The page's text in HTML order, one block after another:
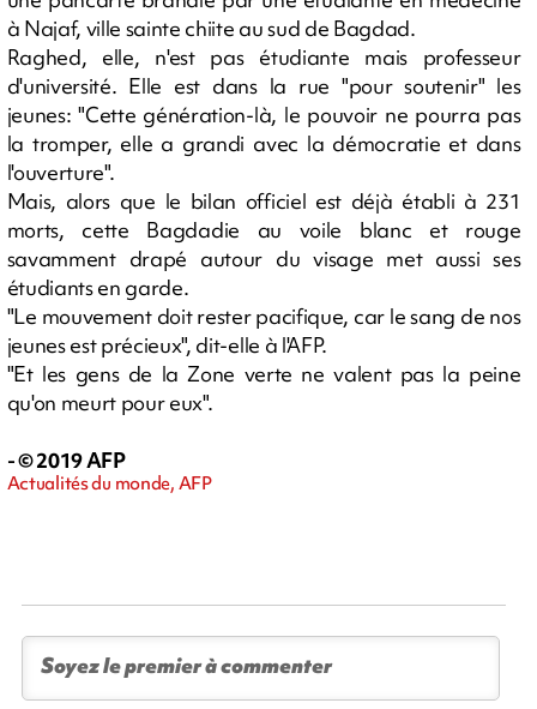
à Najaf, ville sainte chiite au sud de Bagdad.
Raghed, elle, n'est pas étudiante mais professeur
d'université. Elle est dans la rue "pour soutenir" les
jeunes: "Cette génération-là, le pouvoir ne pourra pas
la tromper, elle a grandi avec la démocratie et dans
l'ouverture".
Mais, alors que le bilan officiel est déjà établi à 231
morts, cette Bagdadie au voile blanc et rouge
savamment drapé autour du visage met aussi ses
étudiants en garde.
"Le mouvement doit rester pacifique, car le sang de nos
jeunes est précieux", dit-elle à l'AFP.
"Et les gens de la Zone verte ne valent pas la peine
qu'on meurt pour eux".
- © 2019 AFP
Actualités du monde, AFP